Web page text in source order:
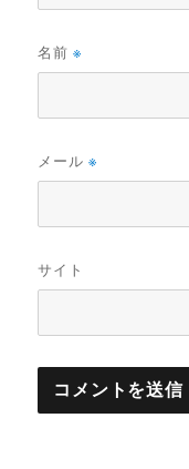
名前※
メール※
サイト